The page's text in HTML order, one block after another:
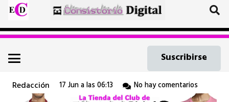
Suscribirse
Redacción 17 Jun a las 06:13 No hay comentarios